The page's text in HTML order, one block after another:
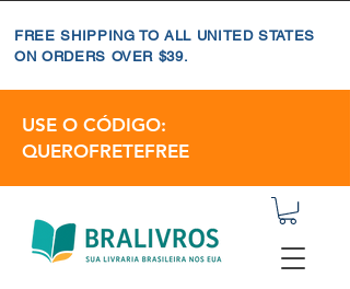
FREE SHIPPING TO ALL UNITED STATES
ON ORDERS OVER $39.
USE O CÓDIGO:
QUEROFRETEFREE